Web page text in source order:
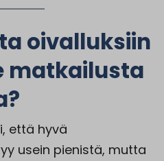
oivalluksiin
matkailusta
että hyvä
usein pienistä, mutta